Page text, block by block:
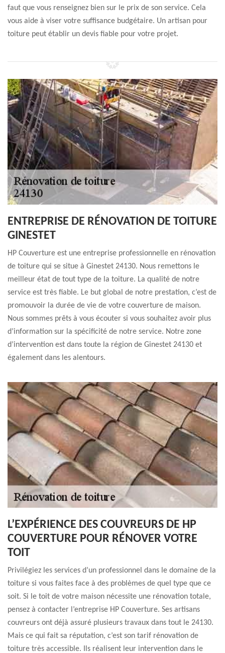
faut que vous renseignez bien sur le prix de son service. Cela
vous aide à viser votre suffisance budgétaire. Un artisan pour
toiture peut établir un devis fiable pour votre projet.
ENTREPRISE DE RÉNOVATION DE TOITURE
GINESTET
HP Couverture est une entreprise professionnelle en rénovation
de toiture qui se situe à Ginestet 24130. Nous remettons le
meilleur état de tout type de la toiture. La qualité de notre
service est très fiable. Le but global de notre prestation, c’est de
promouvoir la durée de vie de votre couverture de maison.
Nous sommes prêts à vous écouter si vous souhaitez avoir plus
d’information sur la spécificité de notre service. Notre zone
d’intervention est dans toute la région de Ginestet 24130 et
également dans les alentours.
L’EXPÉRIENCE DES COUVREURS DE HP
COUVERTURE POUR RÉNOVER VOTRE
TOIT
Privilégiez les services d’un professionnel dans le domaine de la
toiture si vous faites face à des problèmes de quel type que ce
soit. Si le toit de votre maison nécessite une rénovation totale,
pensez à contacter l’entreprise HP Couverture. Ses artisans
couvreurs ont déjà assuré plusieurs travaux dans tout le 24130.
Mais ce qui fait sa réputation, c’est son tarif rénovation de
toiture très accessible. Ils réalisent leur intervention dans le